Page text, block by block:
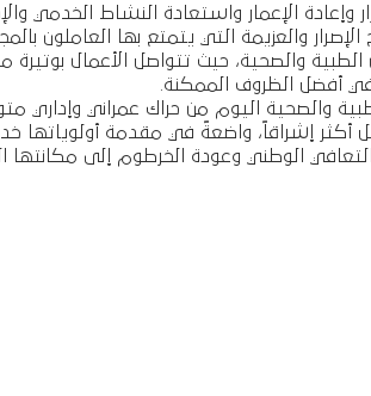
الإعمار واستعادة النشاط الخدمي
والعزيمة التي يتمتع بها العاملون
والصحية، حيث تتواصل الأعمال بوتيرة
في أفضل الظروف الممكنة.
والصحية اليوم من حراك عمراني وإداري
إشراقاً، واضعةً في مقدمة أولوياتها
الوطني وعودة الخرطوم إلى مكانتها